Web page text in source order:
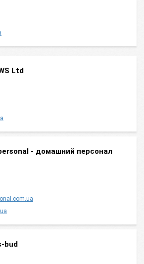
Ltd
- домашний персонал
bud